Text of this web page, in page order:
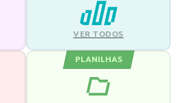
VER TODOS
PLANILHAS